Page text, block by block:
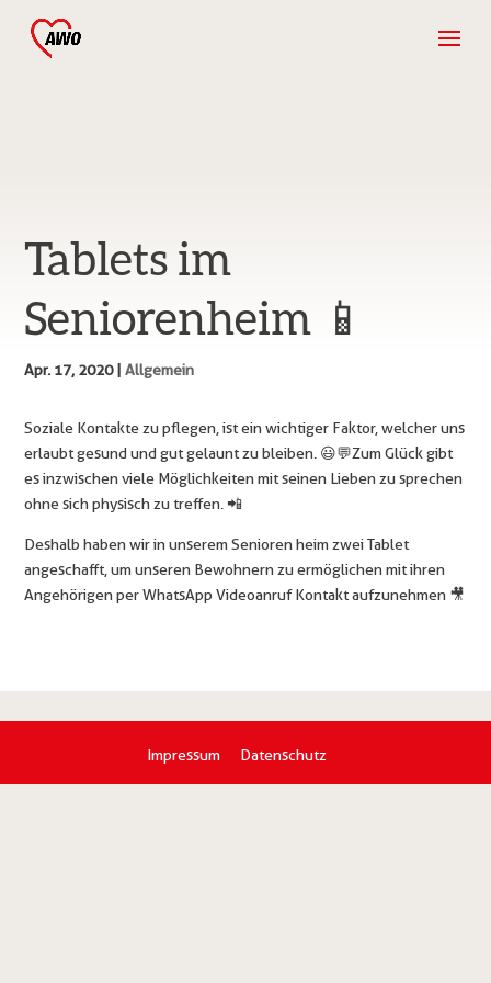
Tablets im
Seniorenheim 📱
Apr. 17, 2020|Allgemein
Soziale Kontakte zu pflegen, ist ein wichtiger Faktor, welcher uns
erlaubt gesund und gut gelaunt zu bleiben. 😃💬Zum Glück gibt
es inzwischen viele Möglichkeiten mit seinen Lieben zu sprechen
ohne sich physisch zu treffen. 📲
Deshalb haben wir in unserem Senioren heim zwei Tablet
angeschafft, um unseren Bewohnern zu ermöglichen mit ihren
Angehörigen per WhatsApp Videoanruf Kontakt aufzunehmen 🎥
Impressum Datenschutz